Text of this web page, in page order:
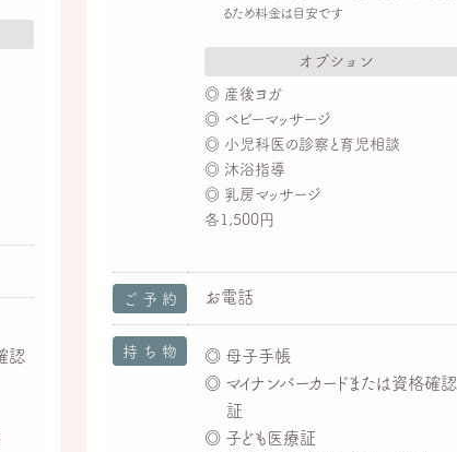
認
るため料金は目安です
オプション
産後ヨガ
ベビーマッサージ
小児科医の診察と育児相談
沐浴指導
乳房マッサージ
各1,500円
ご予約 お電話
持ち物
母子手帳
マイナンバーカードまたは資格確認
証
子ども医療証